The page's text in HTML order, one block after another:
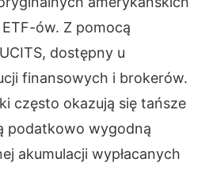
ów. Z pomocą
dostępny u
finansowych i brokerów.
często okazują się tańsze
podatkowo wygodną
akumulacji wypłacanych